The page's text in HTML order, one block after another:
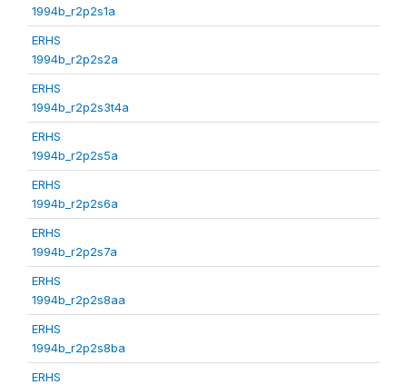
1994b_r2p2s1a
ERHS
1994b_r2p2s2a
ERHS
1994b_r2p2s3t4a
ERHS
1994b_r2p2s5a
ERHS
1994b_r2p2s6a
ERHS
1994b_r2p2s7a
ERHS
1994b_r2p2s8aa
ERHS
1994b_r2p2s8ba
ERHS